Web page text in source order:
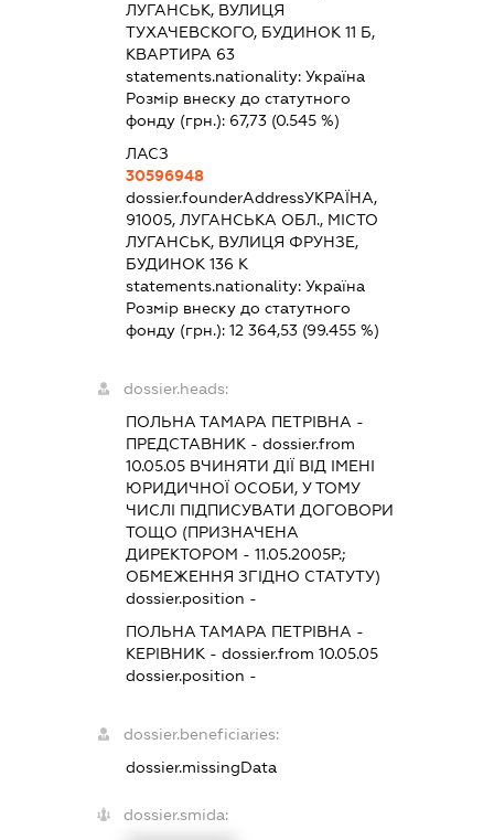
ЛУГАНСЬК, ВУЛИЦЯ
ТУХАЧЕВСКОГО, БУДИНОК 11 Б,
КВАРТИРА 63
statements.nationality:Україна
Розмір внеску до статутного
фонду (грн.): 67,73 (0.545 %)
ЛАСЗ
30596948
dossier.founderAddressУКРАЇНА,
91005, ЛУГАНСЬКА ОБЛ., МІСТО
ЛУГАНСЬК, ВУЛИЦЯ ФРУНЗЕ,
БУДИНОК 136 К
statements.nationality:Україна
Розмір внеску до статутного
фонду (грн.):12 364,53 (99.455 %)
dossier.heads:
ПОЛЬНА ТАМАРА ПЕТРІВНА -
ПРЕДСТАВНИК - dossier.from
10.05.05 ВЧИНЯТИ ДІЇ ВІД ІМЕНІ
ЮРИДИЧНОЇ ОСОБИ, У ТОМУ
ЧИСЛІ ПІДПИСУВАТИ ДОГОВОРИ
ТОЩО (ПРИЗНАЧЕНА
ДИРЕКТОРОМ - 11.05.2005Р.;
ОБМЕЖЕННЯ ЗГІДНО СТАТУТУ)
dossier.position -
ПОЛЬНА ТАМАРА ПЕТРІВНА -
КЕРІВНИК - dossier.from 10.05.05
dossier.position -
dossier.beneficiaries:
dossier.missingData
dossier.smida: